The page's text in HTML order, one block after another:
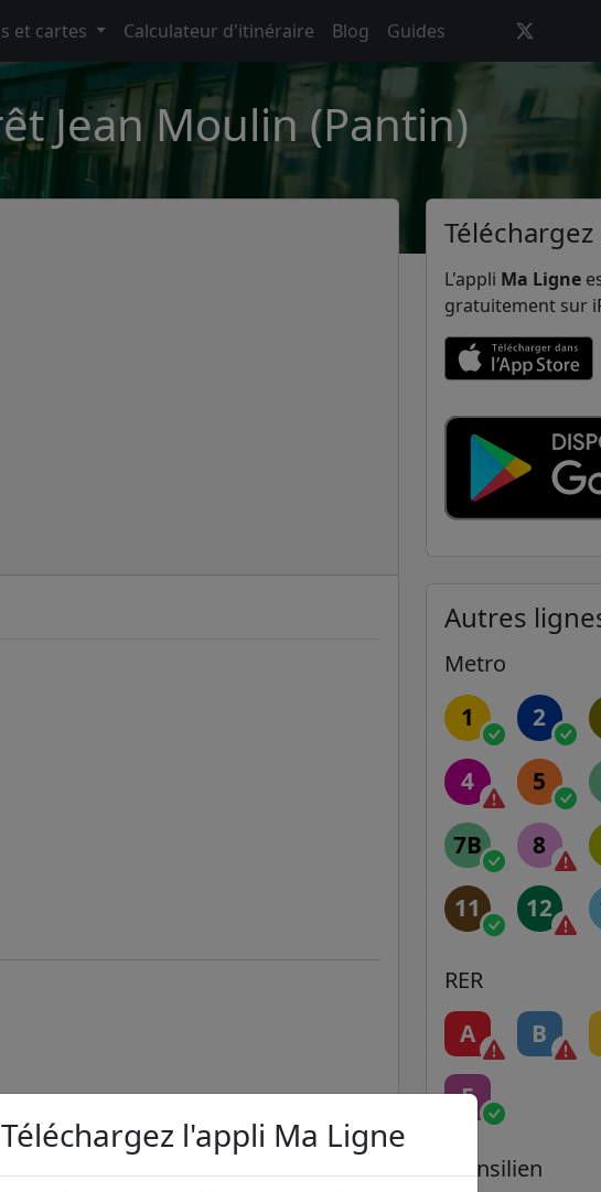
et cartes Calculateur d'itinéraire Blog Guides
Jean Moulin (Pantin)
L'appli Ma Ligne
gratuitement sur
Autres
Metro
1 2
4 5
7B 8
11 12
RER
A B
E
Transilien
Téléchargez l'appli Ma Ligne